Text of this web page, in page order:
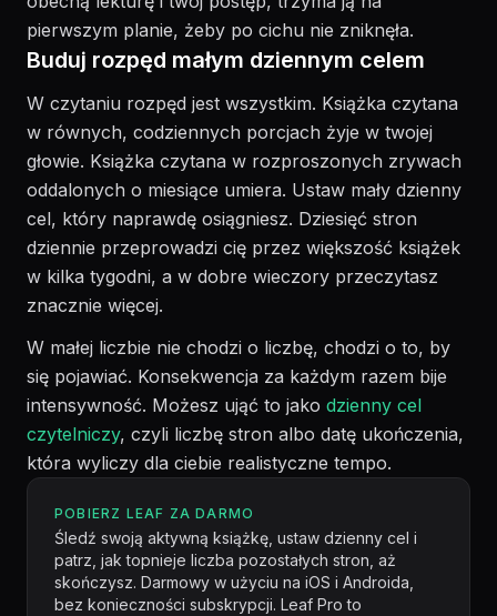
pierwszym planie, żeby po cichu nie zniknęła.
Buduj rozpęd małym dziennym celem
W czytaniu rozpęd jest wszystkim. Książka czytana
w równych, codziennych porcjach żyje w twojej
głowie. Książka czytana w rozproszonych zrywach
oddalonych o miesiące umiera. Ustaw mały dzienny
cel, który naprawdę osiągniesz. Dziesięć stron
dziennie przeprowadzi cię przez większość książek
w kilka tygodni, a w dobre wieczory przeczytasz
znacznie więcej.
W małej liczbie nie chodzi o liczbę, chodzi o to, by
się pojawiać. Konsekwencja za każdym razem bije
intensywność. Możesz ująć to jako dzienny cel
czytelniczy, czyli liczbę stron albo datę ukończenia,
która wyliczy dla ciebie realistyczne tempo.
POBIERZ LEAF ZA DARMO
Śledź swoją aktywną książkę, ustaw dzienny cel i
patrz, jak topnieje liczba pozostałych stron, aż
skończysz. Darmowy w użyciu na iOS i Androida,
bez konieczności subskrypcji. Leaf Pro to